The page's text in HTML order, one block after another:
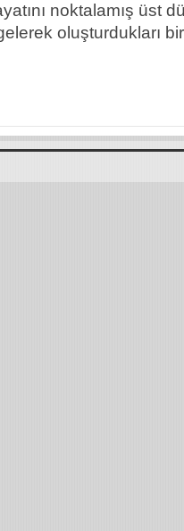
noktalamış üst
oluşturdukları